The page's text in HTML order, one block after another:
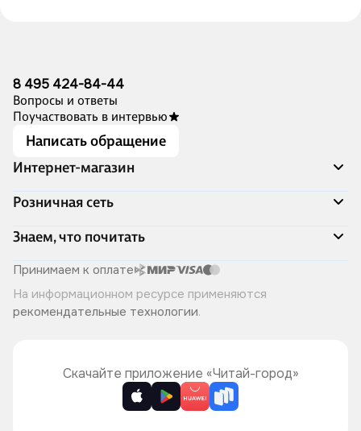
8 495 424-84-44
Вопросы и ответы
Поучаствовать в интервью
Написать обращение
Интернет-магазин
Акции
Доставка и оплата
Программа лояльности
Подарочные сертификаты
Правила продажи
Политика конфиденциальности
Розничная сеть
Адреса магазинов
Книжный Дозор
О компании
Читай-город для бизнеса
Хотите у нас работать?
Знаем, что почитать
Скоро в продаже
Лучшие из лучших
Читай-журнал
Принимаем к оплате
На информационном ресурсе применяются
рекомендательные технологии.
Скачайте приложение «Читай-город»